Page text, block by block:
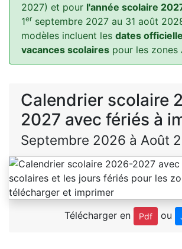
2027) et pour l'année scolaire
1er septembre 2027 au 31 août
modèles incluent les dates
vacances scolaires pour les zones
Calendrier scolaire
2027 avec fériés à
Septembre 2026 à Août
Télécharger en Pdf ou